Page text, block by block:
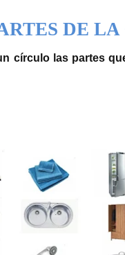
DE LA
círculo las partes